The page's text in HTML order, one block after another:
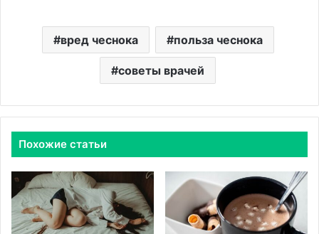
вред чеснока польза чеснока
советы врачей
Похожие статьи